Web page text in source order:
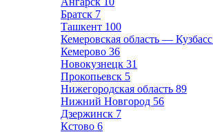
Братск 7
Ташкент 100
Кемеровская область — Кузбасс
Кемерово 36
Новокузнецк 31
Прокопьевск 5
Нижегородская область 89
Нижний Новгород 56
Дзержинск 7
Кстово 6